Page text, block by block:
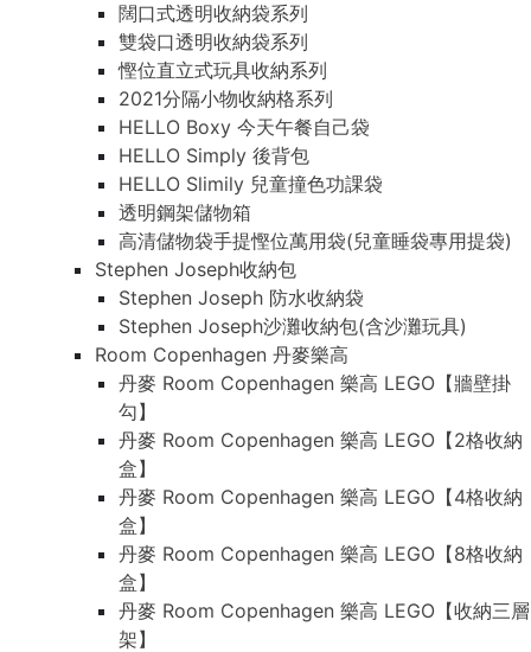
闊口式透明收納袋系列
雙袋口透明收納袋系列
慳位直立式玩具收納系列
2021分隔小物收納格系列
HELLO Boxy 今天午餐自己袋
HELLO Simply 後背包
HELLO Slimily 兒童撞色功課袋
透明鋼架儲物箱
高清儲物袋手提慳位萬用袋(兒童睡袋專用提袋)
Stephen Joseph收納包
Stephen Joseph 防水收納袋
Stephen Joseph沙灘收納包(含沙灘玩具)
Room Copenhagen 丹麥樂高
丹麥 Room Copenhagen 樂高 LEGO【牆壁掛
勾】
丹麥 Room Copenhagen 樂高 LEGO【2格收納
盒】
丹麥 Room Copenhagen 樂高 LEGO【4格收納
盒】
丹麥 Room Copenhagen 樂高 LEGO【8格收納
盒】
丹麥 Room Copenhagen 樂高 LEGO【收納三層
架】